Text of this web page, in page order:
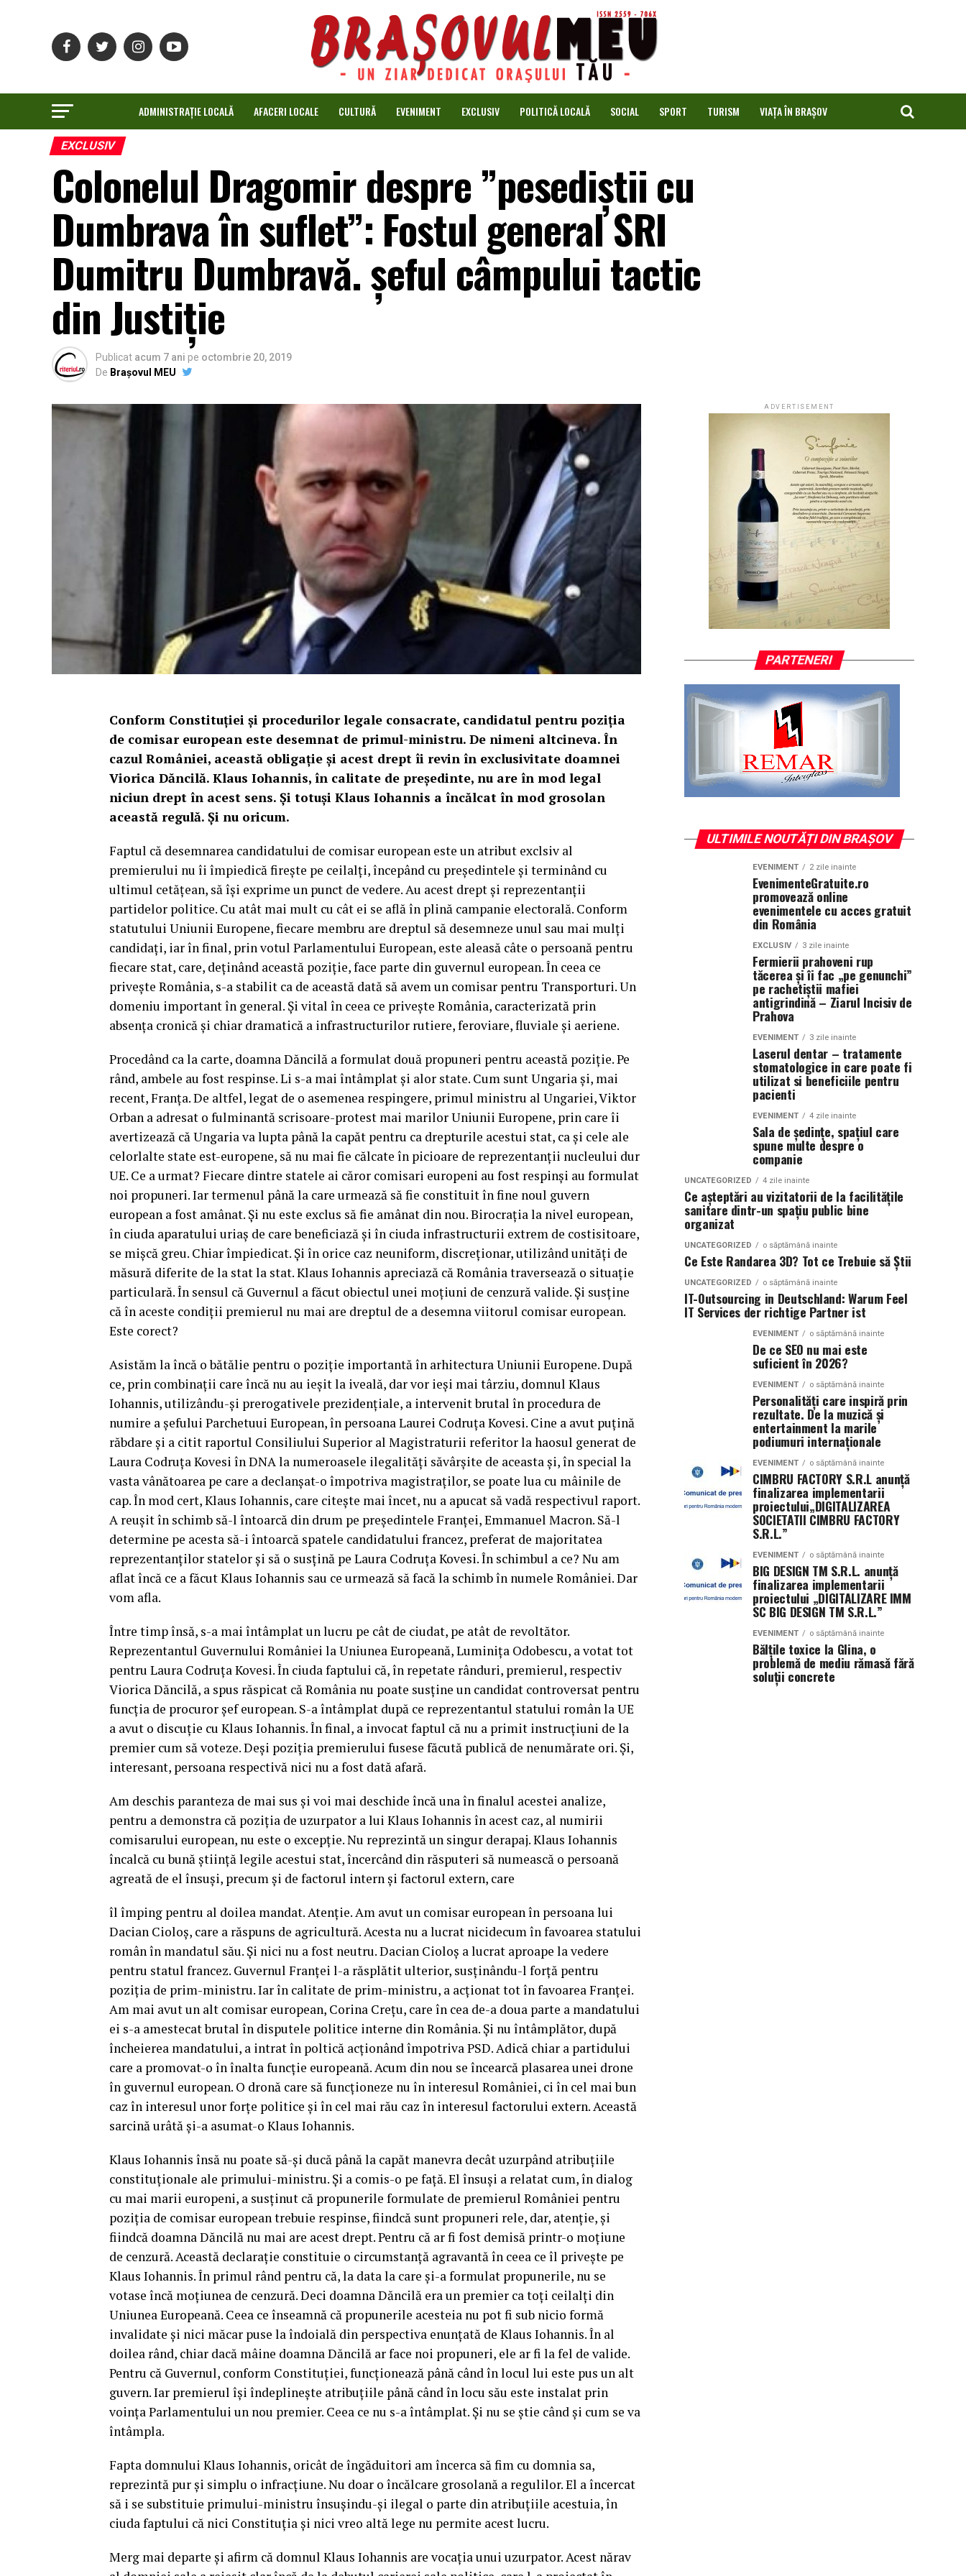
ADMINISTRAȚIE LOCALĂ AFACERI LOCALE CULTURĂ EVENIMENT EXCLUSIV POLITICĂ LOCALĂ SOCIAL SPORT TURISM VIAȚA ÎN BRAȘOV
EXCLUSIV
Colonelul Dragomir despre ”pesediștii cu
Dumbrava în suflet”: Fostul general SRI
Dumitru Dumbravă. șeful câmpului tactic
din Justiție
Publicat acum 7 ani pe octombrie 20, 2019
De Brașovul MEU
Conform Constituției și procedurilor legale consacrate, candidatul pentru poziția
de comisar european este desemnat de primul-ministru. De nimeni altcineva. În
cazul României, această obligație și acest drept îi revin în exclusivitate doamnei
Viorica Dăncilă. Klaus Iohannis, în calitate de președinte, nu are în mod legal
niciun drept în acest sens. Și totuși Klaus Iohannis a încălcat în mod grosolan
această regulă. Și nu oricum.
Faptul că desemnarea candidatului de comisar european este un atribut exclsiv al
premierului nu îi împiedică firește pe ceilalți, începând cu președintele și terminând cu
ultimul cetățean, să își exprime un punct de vedere. Au acest drept și reprezentanții
partidelor politice. Cu atât mai mult cu cât ei se află în plină campanie electorală. Conform
statutului Uniunii Europene, fiecare membru are dreptul să desemneze unul sau mai mulți
candidați, iar în final, prin votul Parlamentului European, este aleasă câte o persoană pentru
fiecare stat, care, deținând această poziție, face parte din guvernul european. În ceea ce
privește România, s-a stabilit ca de această dată să avem un comisar pentru Transporturi. Un
domeniu important în general. Și vital în ceea ce privește România, caracterizată prin
absența cronică și chiar dramatică a infrastructurilor rutiere, feroviare, fluviale și aeriene.
Procedând ca la carte, doamna Dăncilă a formulat două propuneri pentru această poziție. Pe
rând, ambele au fost respinse. Li s-a mai întâmplat și alor state. Cum sunt Ungaria și, mai
recent, Franța. De altfel, legat de o asemenea respingere, primul ministru al Ungariei, Viktor
Orban a adresat o fulminantă scrisoare-protest mai marilor Uniunii Europene, prin care îi
avertizează că Ungaria va lupta până la capăt pentru ca drepturile acestui stat, ca și cele ale
celorlalte state est-europene, să nu mai fie călcate în picioare de reprezentanții nucleului dur
UE. Ce a urmat? Fiecare dintre statele ai căror comisari europeni au fost respinși au formulat
noi propuneri. Iar termenul până la care urmează să fie constituit în fine noul guvern
european a fost amânat. Și nu este exclus să fie amânat din nou. Birocrația la nivel european,
în ciuda aparatului uriaș de care beneficiază și în ciuda infrastructurii extrem de costisitoare,
se mișcă greu. Chiar împiedicat. Și în orice caz neuniform, discreționar, utilizând unități de
măsură diferite de la stat la stat. Klaus Iohannis apreciază că România traversează o situație
particulară. În sensul că Guvernul a făcut obiectul unei moțiuni de cenzură valide. Și susține
că în aceste condiții premierul nu mai are dreptul de a desemna viitorul comisar european.
Este corect?
Asistăm la încă o bătălie pentru o poziție importantă în arhitectura Uniunii Europene. După
ce, prin combinații care încă nu au ieșit la iveală, dar vor ieși mai târziu, domnul Klaus
Iohannis, utilizându-și prerogativele prezidențiale, a intervenit brutal în procedura de
numire a șefului Parchetuui European, în persoana Laurei Codruța Kovesi. Cine a avut puțină
răbdare și a citit raportul Consiliului Superior al Magistraturii referitor la haosul generat de
Laura Codruța Kovesi în DNA la numeroasele ilegalități săvârșite de aceasta și, în special la
vasta vânătoarea pe care a declanșat-o împotriva magistraților, se poate lua cu mâinile de
cap. În mod cert, Klaus Iohannis, care citește mai încet, nu a apucat să vadă respectivul raport.
A reușit în schimb să-l întoarcă din drum pe președintele Franței, Emmanuel Macron. Să-l
determine pe acesta să-i întoarcă spatele candidatului francez, preferat de majoritatea
reprezentanților statelor și să o susțină pe Laura Codruța Kovesi. În schimbul a ce? Nu am
aflat încă ce a făcut Klaus Iohannis sau ce urmează să facă la schimb în numele României. Dar
vom afla.
Între timp însă, s-a mai întâmplat un lucru pe cât de ciudat, pe atât de revoltător.
Reprezentantul Guvernului României la Uniunea Europeană, Luminița Odobescu, a votat tot
pentru Laura Codruța Kovesi. În ciuda faptului că, în repetate rânduri, premierul, respectiv
Viorica Dăncilă, a spus răspicat că România nu poate susține un candidat controversat pentru
funcția de procuror șef european. S-a întâmplat după ce reprezentantul statului român la UE
a avut o discuție cu Klaus Iohannis. În final, a invocat faptul că nu a primit instrucțiuni de la
premier cum să voteze. Deși poziția premierului fusese făcută publică de nenumărate ori. Și,
interesant, persoana respectivă nici nu a fost dată afară.
Am deschis paranteza de mai sus și voi mai deschide încă una în finalul acestei analize,
pentru a demonstra că poziția de uzurpator a lui Klaus Iohannis în acest caz, al numirii
comisarului european, nu este o excepție. Nu reprezintă un singur derapaj. Klaus Iohannis
încalcă cu bună știință legile acestui stat, încercând din răsputeri să numească o persoană
agreată de el însuși, precum și de factorul intern și factorul extern, care
îl împing pentru al doilea mandat. Atenție. Am avut un comisar european în persoana lui
Dacian Cioloș, care a răspuns de agricultură. Acesta nu a lucrat nicidecum în favoarea statului
român în mandatul său. Și nici nu a fost neutru. Dacian Cioloș a lucrat aproape la vedere
pentru statul francez. Guvernul Franței l-a răsplătit ulterior, susținându-l forță pentru
poziția de prim-ministru. Iar în calitate de prim-ministru, a acționat tot în favoarea Franței.
Am mai avut un alt comisar european, Corina Crețu, care în cea de-a doua parte a mandatului
ei s-a amestecat brutal în disputele politice interne din România. Și nu întâmplător, după
încheierea mandatului, a intrat în poltică acționând împotriva PSD. Adică chiar a partidului
care a promovat-o în înalta funcție europeană. Acum din nou se încearcă plasarea unei drone
în guvernul european. O dronă care să funcționeze nu în interesul României, ci în cel mai bun
caz în interesul unor forțe politice și în cel mai rău caz în interesul factorului extern. Această
sarcină urâtă și-a asumat-o Klaus Iohannis.
Klaus Iohannis însă nu poate să-și ducă până la capăt manevra decât uzurpând atribuțiile
constituționale ale primului-ministru. Și a comis-o pe față. El însuși a relatat cum, în dialog
cu mai marii europeni, a susținut că propunerile formulate de premierul României pentru
poziția de comisar european trebuie respinse, fiindcă sunt propuneri rele, dar, atenție, și
fiindcă doamna Dăncilă nu mai are acest drept. Pentru că ar fi fost demisă printr-o moțiune
de cenzură. Această declarație constituie o circumstanță agravantă în ceea ce îl privește pe
Klaus Iohannis. În primul rând pentru că, la data la care și-a formulat propunerile, nu se
votase încă moțiunea de cenzură. Deci doamna Dăncilă era un premier ca toți ceilalți din
Uniunea Europeană. Ceea ce înseamnă că propunerile acesteia nu pot fi sub nicio formă
invalidate și nici măcar puse la îndoială din perspectiva enunțată de Klaus Iohannis. În al
doilea rând, chiar dacă mâine doamna Dăncilă ar face noi propuneri, ele ar fi la fel de valide.
Pentru că Guvernul, conform Constituției, funcționează până când în locul lui este pus un alt
guvern. Iar premierul își îndeplinește atribuțiile până când în locu său este instalat prin
voința Parlamentului un nou premier. Ceea ce nu s-a întâmplat. Și nu se știe când și cum se va
întâmpla.
Fapta domnului Klaus Iohannis, oricât de îngăduitori am încerca să fim cu domnia sa,
reprezintă pur și simplu o infracțiune. Nu doar o încălcare grosolană a regulilor. El a încercat
să i se substituie primului-ministru însușindu-și ilegal o parte din atribuțiile acestuia, în
ciuda faptului că nici Constituția și nici vreo altă lege nu permite acest lucru.
Merg mai departe și afirm că domnul Klaus Iohannis are vocația unui uzurpator. Acest nărav
ADVERTISEMENT
PARTENERI
ULTIMILE NOUTĂȚI DIN BRAȘOV
EVENIMENT 2 zile inainte
EvenimenteGratuite.ro
promovează online
evenimentele cu acces gratuit
din România
EXCLUSIV 3 zile inainte
Fermierii prahoveni rup
tăcerea și îi fac „pe genunchi”
pe rachetiștii mafiei
antigrindină – Ziarul Incisiv de
Prahova
EVENIMENT 3 zile inainte
Laserul dentar – tratamente
stomatologice in care poate fi
utilizat si beneficiile pentru
pacienti
EVENIMENT 4 zile inainte
Sala de ședințe, spațiul care
spune multe despre o
companie
UNCATEGORIZED 4 zile inainte
Ce așteptări au vizitatorii de la facilitățile
sanitare dintr-un spațiu public bine
organizat
UNCATEGORIZED o săptămână inainte
Ce Este Randarea 3D? Tot ce Trebuie să Știi
UNCATEGORIZED o săptămână inainte
IT-Outsourcing in Deutschland: Warum Feel
IT Services der richtige Partner ist
EVENIMENT o săptămână inainte
De ce SEO nu mai este
suficient în 2026?
EVENIMENT o săptămână inainte
Personalități care inspiră prin
rezultate. De la muzică și
entertainment la marile
podiumuri internaționale
EVENIMENT o săptămână inainte
CIMBRU FACTORY S.R.L anunţă
finalizarea implementarii
proiectului„DIGITALIZAREA
SOCIETATII CIMBRU FACTORY
S.R.L.”
EVENIMENT o săptămână inainte
BIG DESIGN TM S.R.L. anunţă
finalizarea implementarii
proiectului „DIGITALIZARE IMM
SC BIG DESIGN TM S.R.L.”
EVENIMENT o săptămână inainte
Bălțile toxice la Glina, o
problemă de mediu rămasă fără
soluții concrete